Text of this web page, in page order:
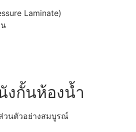
Laminate)
งกั้นห้องน้ำ
วนตัวอย่างสมบูรณ์